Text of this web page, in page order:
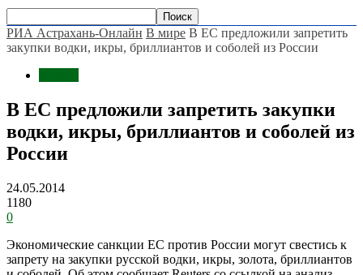
РИА Астрахань-Онлайн В мире В ЕС предложили запретить
закупки водки, икры, бриллиантов и соболей из России
В ЕС предложили запретить закупки
водки, икры, бриллиантов и соболей из
России
24.05.2014
1180
0
Экономические санкции ЕС против России могут свестись к
запрету на закупки русской водки, икры, золота, бриллиантов